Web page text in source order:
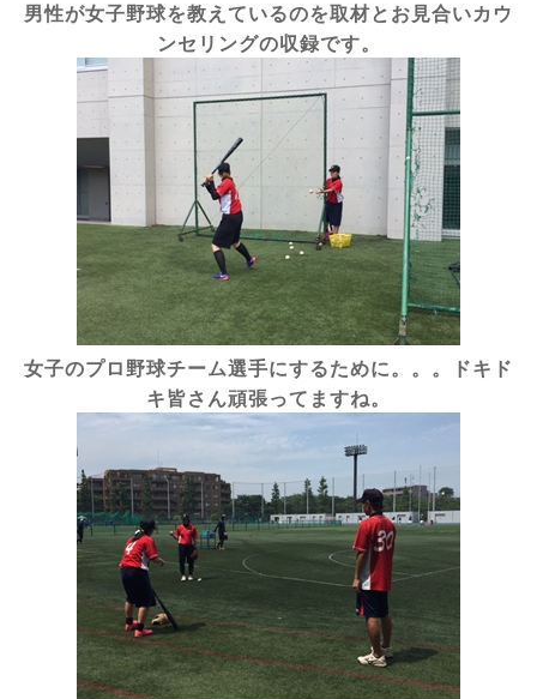
男性が女子野球を教えているのを取材とお見合いカウ
ンセリングの収録です。
女子のプロ野球チーム選手にするために。。。ドキド
キ皆さん頑張ってますね。